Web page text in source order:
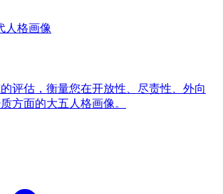
人格画像
评估，衡量您在开放性、尽责性、外向
方面的大五人格画像。